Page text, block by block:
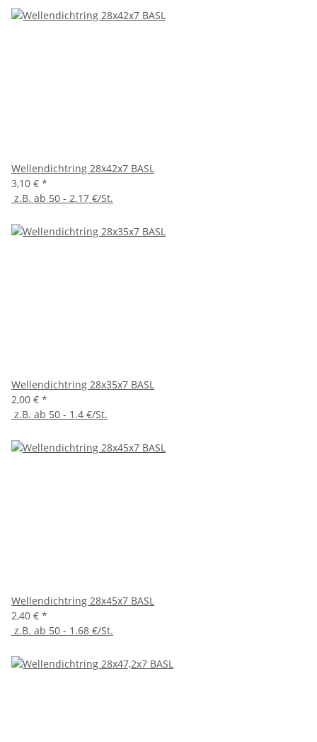
Wellendichtring 28x42x7 BASL
3,10 € *
z.B. ab 50 - 2.17 €/St.
Wellendichtring 28x35x7 BASL
2,00 € *
z.B. ab 50 - 1.4 €/St.
Wellendichtring 28x45x7 BASL
2,40 € *
z.B. ab 50 - 1.68 €/St.